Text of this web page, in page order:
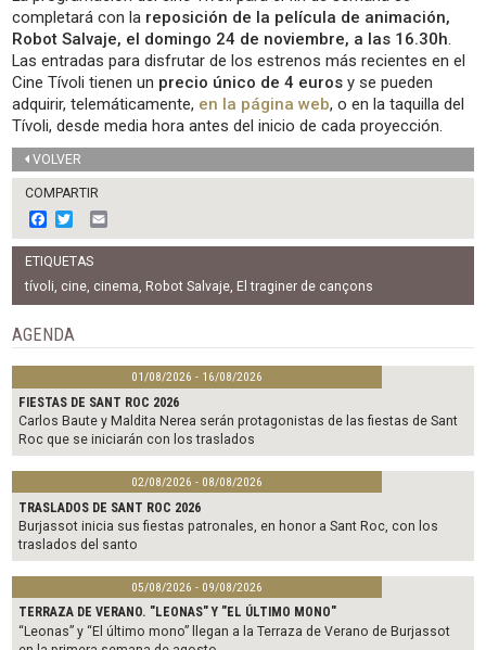
completará con la reposición de la película de animación,
Robot Salvaje, el domingo 24 de noviembre, a las 16.30h.
Las entradas para disfrutar de los estrenos más recientes en el
Cine Tívoli tienen un precio único de 4 euros y se pueden
adquirir, telemáticamente, en la página web, o en la taquilla del
Tívoli, desde media hora antes del inicio de cada proyección.
VOLVER
COMPARTIR
F
a
c
e
b
o
o
k
w
i
t
t
e
m
a
l
ETIQUETAS
tívoli, cine, cinema, Robot Salvaje, El traginer de cançons
AGENDA
01/08/2026 - 16/08/2026
FIESTAS DE SANT ROC 2026
Carlos Baute y Maldita Nerea serán protagonistas de las fiestas de Sant
Roc que se iniciarán con los traslados
02/08/2026 - 08/08/2026
TRASLADOS DE SANT ROC 2026
Burjassot inicia sus fiestas patronales, en honor a Sant Roc, con los
traslados del santo
05/08/2026 - 09/08/2026
TERRAZA DE VERANO. "LEONAS" Y "EL ÚLTIMO MONO"
“Leonas” y “El último mono” llegan a la Terraza de Verano de Burjassot